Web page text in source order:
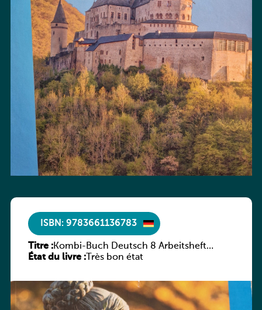
ISBN: 9783661136783
Titre :Kombi-Buch Deutsch 8 Arbeitsheft
(Neue Ausgabe Luxemburg)
État du livre :Très bon état